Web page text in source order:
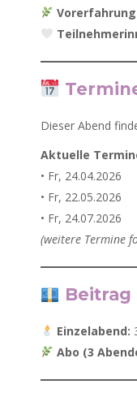
Dieser Abend
Aktuelle
• Fr, 24.04.2026
• Fr, 22.05.2026
• Fr, 24.07.2026
(weitere Termine
Beitrag
Einzelabend:
Abo (3